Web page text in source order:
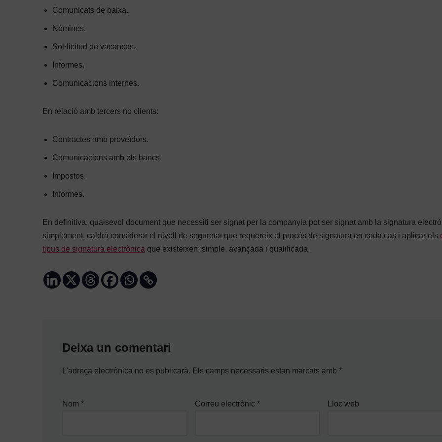
Comunicats de baixa.
Nòmines.
Sol·licitud de vacances.
Informes.
Comunicacions internes.
En relació amb tercers no clients:
Contractes amb proveïdors.
Comunicacions amb els bancs.
Impostos.
Informes.
En definitiva, qualsevol document que necessiti ser signat per la companyia pot ser signat amb la signatura
simplement, caldrà considerar el nivell de seguretat que requereix el procés de signatura en cada cas i aplicar els
tipus de signatura electrònica que existeixen: simple, avançada i qualificada.
Deixa un comentari
L'adreça electrònica no es publicarà. Els camps necessaris estan marcats amb *
Nom * Correu electrònic * Lloc web